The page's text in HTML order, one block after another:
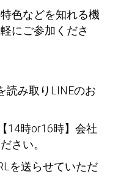
色などを知れる機
にご参加くださ
み取りLINEのお
14時or16時】会社
さい。
を送らせていただ